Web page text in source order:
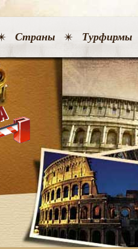
Страны Турфирмы